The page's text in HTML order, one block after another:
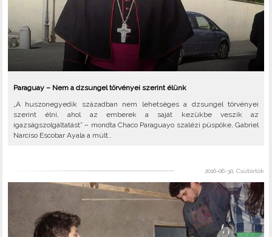
Paraguay – Nem a dzsungel törvényei szerint élünk
„A huszonegyedik században nem lehetséges a dzsungel törvényei
szerint élni, ahol az emberek a saját kezükbe veszik az
igazságszolgáltatást” – mondta Chaco Paraguayo szalézi püspöke, Gabriel
Narciso Escobar Ayala a múlt..
2016-06-30, Csütörtök